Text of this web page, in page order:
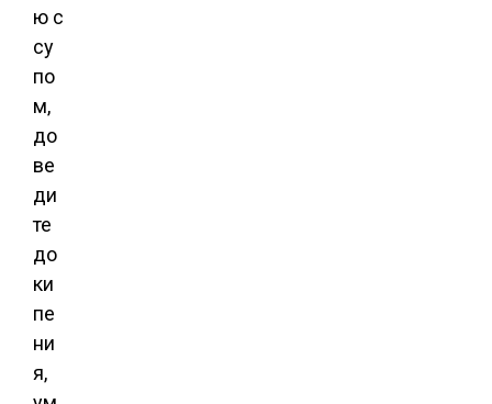
ю с
су
по
м,
до
ве
ди
те
до
ки
пе
ни
я,